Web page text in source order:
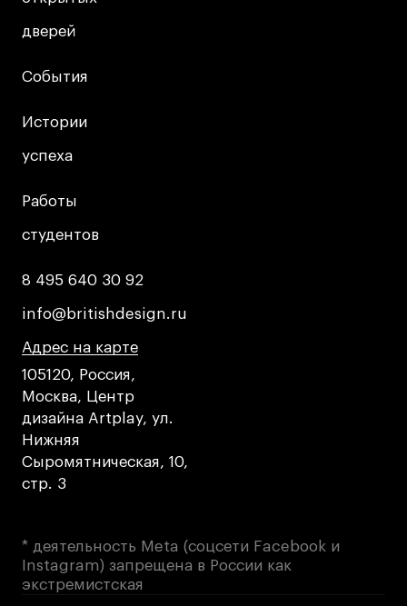
дверей
дверей
События
События
Истории
успеха
Истории
успеха
Работы
студентов
Работы
студентов
8 495 640 30 92
8 495 640 30 92
info@britishdesign.ru
info@britishdesign.ru
Адрес на карте
Адрес на карте
Адрес на карте
105120, Россия,
Москва, Центр
дизайна Artplay, ул.
Нижняя
Сыромятническая, 10,
стр. 3
* деятельность Meta (соцсети Facebook и
Instagram) запрещена в России как
экстремистская